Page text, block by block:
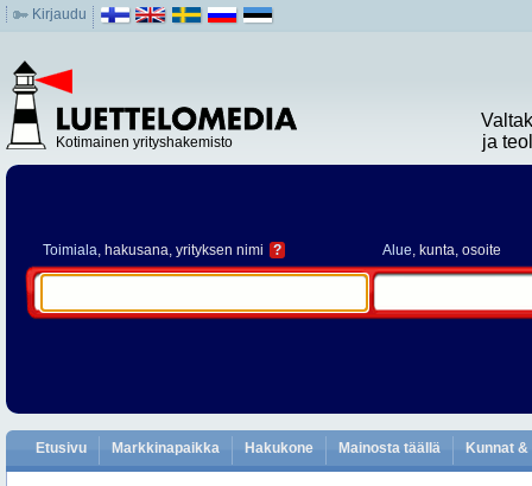
Kirjaudu
Kotimainen yrityshakemisto
ja
Toimiala, hakusana, yrityksen nimi ? Alue, kunta, osoite
Etusivu Markkinapaikka Hakukone Mainosta täällä Kunnat